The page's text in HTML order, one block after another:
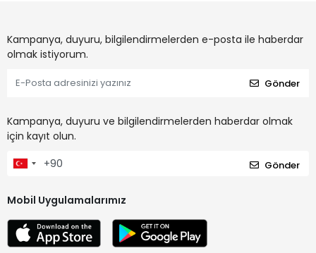
Kampanya, duyuru, bilgilendirmelerden e-posta ile haberdar
olmak istiyorum.
Gönder
Kampanya, duyuru ve bilgilendirmelerden haberdar olmak
için kayıt olun.
Gönder
Mobil Uygulamalarımız